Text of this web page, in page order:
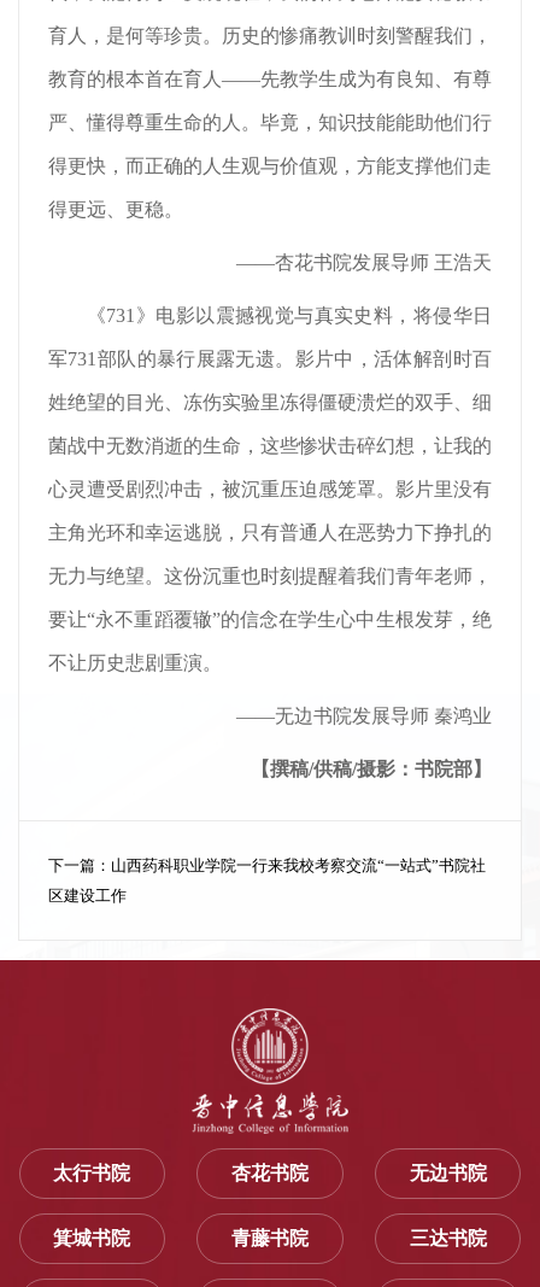
育人，是何等珍贵。历史的惨痛教训时刻警醒我们，
教育的根本首在育人——先教学生成为有良知、有尊
严、懂得尊重生命的人。毕竟，知识技能能助他们行
得更快，而正确的人生观与价值观，方能支撑他们走
得更远、更稳。
——杏花书院发展导师 王浩天
《731》电影以震撼视觉与真实史料，将侵华日
军731部队的暴行展露无遗。影片中，活体解剖时百
姓绝望的目光、冻伤实验里冻得僵硬溃烂的双手、细
菌战中无数消逝的生命，这些惨状击碎幻想，让我的
心灵遭受剧烈冲击，被沉重压迫感笼罩。影片里没有
主角光环和幸运逃脱，只有普通人在恶势力下挣扎的
无力与绝望。这份沉重也时刻提醒着我们青年老师，
要让“永不重蹈覆辙”的信念在学生心中生根发芽，绝
不让历史悲剧重演。
——无边书院发展导师 秦鸿业
【撰稿/供稿/摄影：书院部】
下一篇： 山西药科职业学院一行来我校考察交流“一站式”书院社
区建设工作
太行书院 杏花书院 无边书院
箕城书院 青藤书院 三达书院